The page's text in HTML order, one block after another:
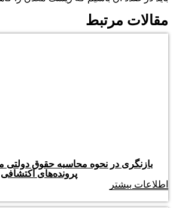
مقالات مرتبط
بازنگری در نحوه محاسبه حقوق دولتی
پرونده‌های اکتشافی
اطلاعات بیشتر